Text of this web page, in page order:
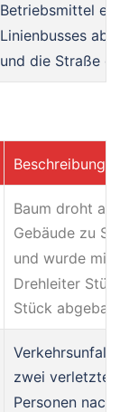
Betriebsmittel
Linienbusses
und die Straße
Beschreibung
Baum droht auf
Gebäude zu
und wurde
Drehleiter Stück
Stück abgebaut.
Verkehrsunfall
zwei verletzten
Personen nach